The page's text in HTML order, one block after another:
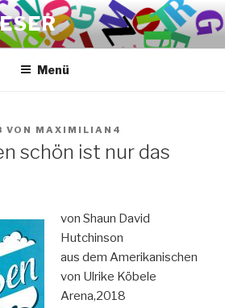
Menü
VON MAXIMILIAN4
schön ist nur das
von Shaun David
Hutchinson
aus dem Amerikanischen
von Ulrike Köbele
Arena,2018